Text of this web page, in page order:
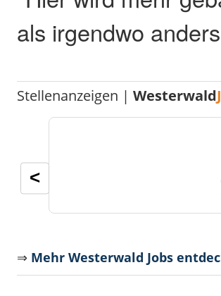
als irgendwo
Stellenanzeigen |Westerwald
<
⇒ Mehr Westerwald Jobs